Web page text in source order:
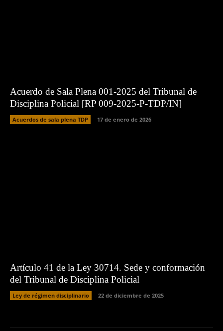
Acuerdo de Sala Plena 001-2025 del Tribunal de
Disciplina Policial [RP 009-2025-P-TDP/IN]
Acuerdos de sala plena TDP 17 de enero de 2026
Artículo 41 de la Ley 30714. Sede y conformación
del Tribunal de Disciplina Policial
Ley de régimen disciplinario 22 de diciembre de 2025